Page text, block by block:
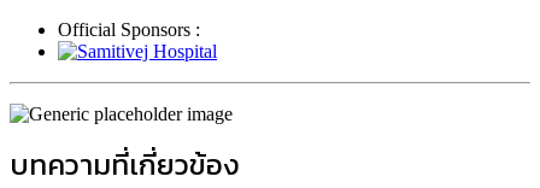
Official Sponsors :
บทความที่เกี่ยวข้อง